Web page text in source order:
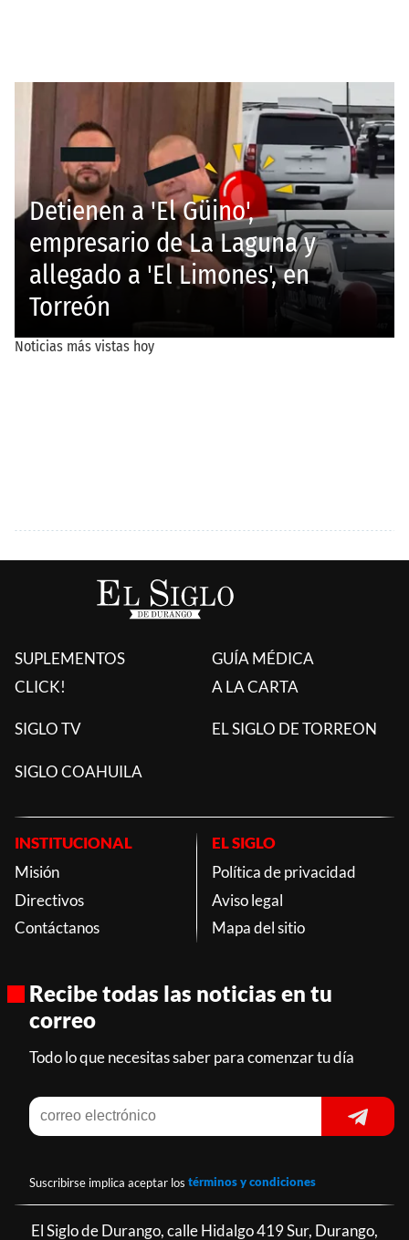
SUPLEMENTOS
CLICK!
GUÍA MÉDICA
A LA CARTA
SIGLO TV EL SIGLO DE TORREON
SIGLO COAHUILA
INSTITUCIONAL
Misión
Directivos
Contáctanos
EL SIGLO
Política de privacidad
Aviso legal
Mapa del sitio
Recibe todas las noticias en tu
correo
Todo lo que necesitas saber para comenzar tu día
Suscribirse implica aceptar los términos y condiciones
El Siglo de Durango, calle Hidalgo 419 Sur, Durango,